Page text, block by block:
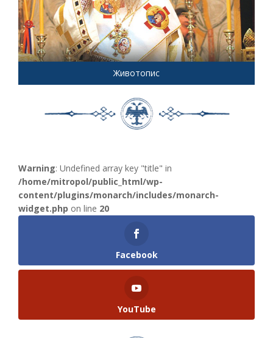
Животопис
Warning: Undefined array key "title" in
/home/mitropol/public_html/wp-
content/plugins/monarch/includes/monarch-
widget.php on line 20
Facebook
YouTube